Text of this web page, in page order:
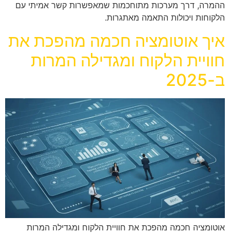
ההמרה, דרך מערכות מתוחכמות שמאפשרות קשר אמיתי עם
הלקוחות ויכולות התאמה מאתגרות.
איך אוטומציה חכמה מהפכת את
חוויית הלקוח ומגדילה המרות
ב-2025
אוטומציה חכמה מהפכת את חוויית הלקוח ומגדילה המרות